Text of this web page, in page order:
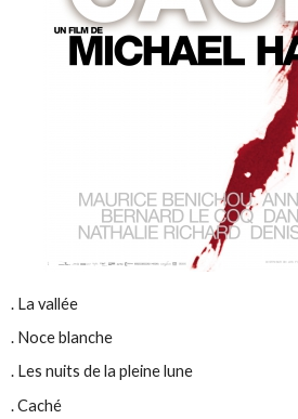
. La vallée
. Noce blanche
. Les nuits de la pleine lune
. Caché